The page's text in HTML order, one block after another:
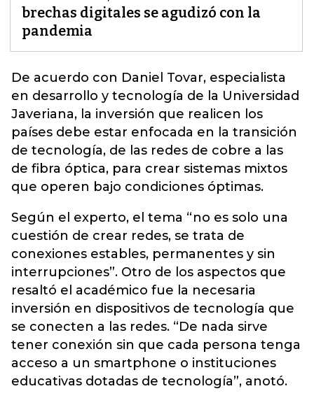
brechas digitales se agudizó con la
pandemia
De acuerdo con Daniel Tovar, especialista
en desarrollo y tecnología de la Universidad
Javeriana, la inversión que realicen los
países debe estar enfocada en la transición
de tecnología, de las redes de cobre a las
de fibra óptica, para crear sistemas mixtos
que operen bajo condiciones óptimas.
Según el experto, el tema “no es solo una
cuestión de crear redes, se trata de
conexiones estables, permanentes y sin
interrupciones”. Otro de los aspectos que
resaltó el académico fue la necesaria
inversión en dispositivos de tecnología que
se conecten a las redes. “De nada sirve
tener conexión sin que cada persona tenga
acceso a un smartphone o instituciones
educativas dotadas de tecnología”, anotó.